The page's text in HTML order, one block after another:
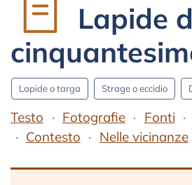
Lapide
Lapide o targa Strage o eccidio
Testo Fotografie Fonti
Contesto
Nelle vicinanze